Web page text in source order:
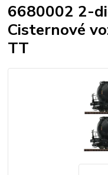
6680002 2-
Cisternové
TT